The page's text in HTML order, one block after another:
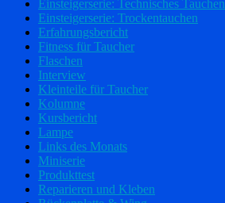
Einsteigerserie: Technisches Tauchen
Einsteigerserie: Trockentauchen
Erfahrungsbericht
Fitness für Taucher
Flaschen
Interview
Kleinteile für Taucher
Kolumne
Kursbericht
Lampe
Links des Monats
Miniserie
Produkttest
Reparieren und Kleben